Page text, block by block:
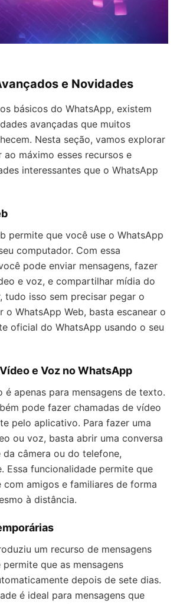
e Novidades
básicos do WhatsApp, existem
avançadas que muitos
Nesta seção, vamos explorar
máximo esses recursos e
interessantes que o WhatsApp
permite que você use o WhatsApp
computador. Com essa
pode enviar mensagens, fazer
e voz, e compartilhar mídia do
tudo isso sem precisar pegar o
o WhatsApp Web, basta escanear o
oficial do WhatsApp usando o seu
e Voz no WhatsApp
é apenas para mensagens de texto.
pode fazer chamadas de vídeo
pelo aplicativo. Para fazer uma
ou voz, basta abrir uma conversa
câmera ou do telefone,
Essa funcionalidade permite que
com amigos e familiares de forma
à distância.
um recurso de mensagens
que as mensagens
depois de sete dias.
é ideal para mensagens que